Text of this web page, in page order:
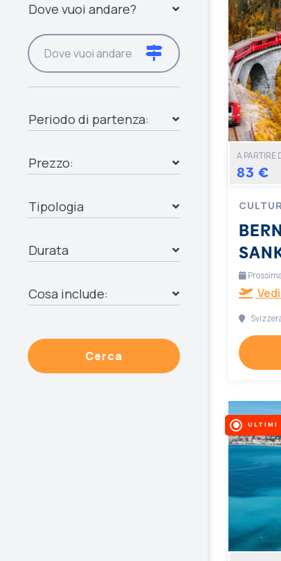
Dove vuoi andare?
Periodo di partenza:
Prezzo:
Tipologia
Durata
Cosa include:
Cerca
A PARTIRE
83 €
ULTIMI